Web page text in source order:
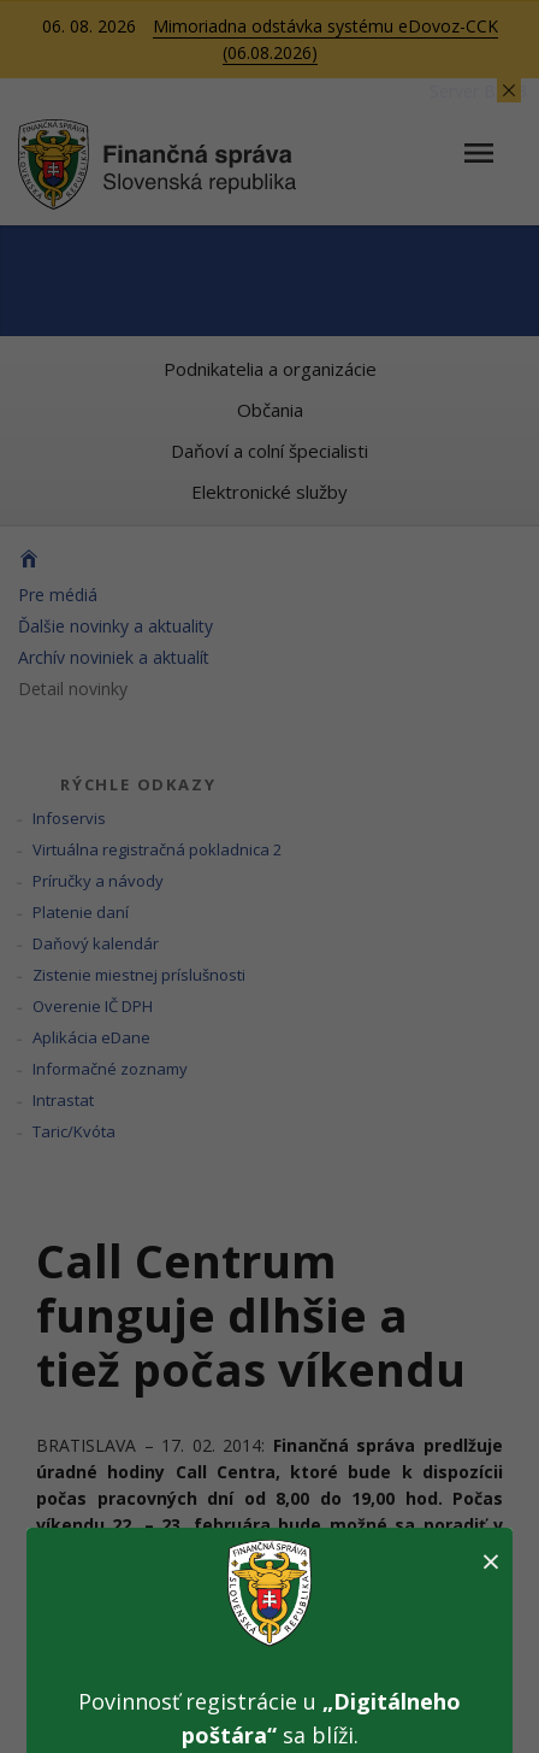
06. 08. 2026
Mimoriadna odstávka systému eDovoz-CCK
(06.08.2026)
Server BB03
Podnikatelia a organizácie
Občania
Daňoví a colní špecialisti
Elektronické služby
Pre médiá
Ďalšie novinky a aktuality
Archív noviniek a aktualít
Detail novinky
RÝCHLE ODKAZY
Infoservis
Virtuálna registračná pokladnica 2
Príručky a návody
Platenie daní
Daňový kalendár
Zistenie miestnej príslušnosti
Overenie IČ DPH
Aplikácia eDane
Informačné zoznamy
Intrastat
Taric/Kvóta
Call Centrum
funguje dlhšie a
tiež počas víkendu
BRATISLAVA – 17. 02. 2014: Finančná správa predlžuje
úradné hodiny Call Centra, ktoré bude k dispozícii
počas pracovných dní od 8,00 do 19,00 hod. Počas
víkendu 22. – 23. februára bude možné sa poradiť v
čas medzi 8,00 – 16,00 hod. V posledný deň podávania
kontrolných výkazov DPH, teda 25. 2. 2014, budú
operátori na linkách až do polnoci.
pripravení odpovedať na otázky v rámci technickej
×
Povinnosť registrácie u „Digitálneho
poštára“sa blíži.